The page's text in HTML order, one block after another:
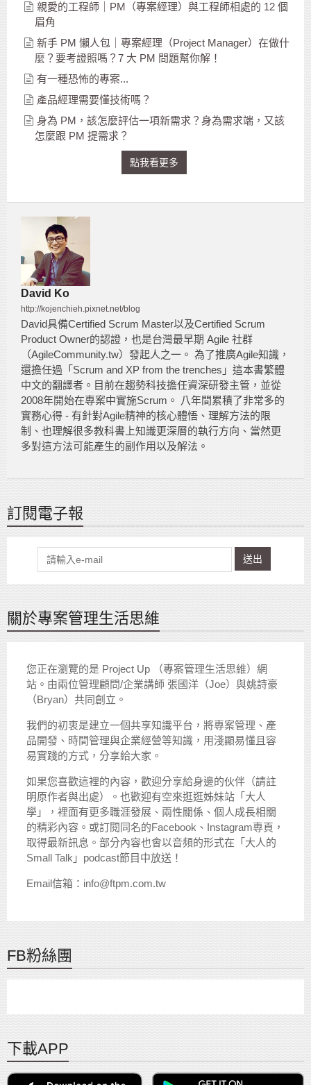
親愛的工程師｜PM（專案經理）與工程師相處的 12 個
眉角
新手 PM 懶人包｜專案經理（Project Manager）在做什
麼？要考證照嗎？7 大 PM 問題幫你解！
有一種恐怖的專案...
產品經理需要懂技術嗎？
身為 PM，該怎麼評估一項新需求？身為需求端，又該
怎麼跟 PM 提需求？
點我看更多
David Ko
http://kojenchieh.pixnet.net/blog
David具備Certified Scrum Master以及Certified Scrum
Product Owner的認證，也是台灣最早期 Agile 社群
（AgileCommunity.tw）發起人之一。 為了推廣Agile知識，
還擔任過「Scrum and XP from the trenches」這本書繁體
中文的翻譯者。目前在趨勢科技擔任資深研發主管，並從
2008年開始在專案中實施Scrum。 八年間累積了非常多的
實務心得 - 有針對Agile精神的核心體悟、理解方法的限
制、也理解很多教科書上知識更深層的執行方向、當然更
多對這方法可能產生的副作用以及解法。
訂閱電子報
送出
關於專案管理生活思維
您正在瀏覽的是 Project Up （專案管理生活思維）網
站。由兩位管理顧問/企業講師 張國洋（Joe）與姚詩豪
（Bryan）共同創立。
我們的初衷是建立一個共享知識平台，將專案管理、產
品開發、時間管理與企業經營等知識，用淺顯易懂且容
易實踐的方式，分享給大家。
如果您喜歡這裡的內容，歡迎分享給身邊的伙伴（請註
明原作者與出處）。也歡迎有空來逛逛姊妹站「大人
學」，裡面有更多職涯發展、兩性關係、個人成長相關
的精彩內容。或訂閱同名的Facebook、Instagram專頁，
取得最新訊息。部分內容也會以音頻的形式在「大人的
Small Talk」podcast節目中放送！
Email信箱：info@ftpm.com.tw
FB粉絲團
下載APP